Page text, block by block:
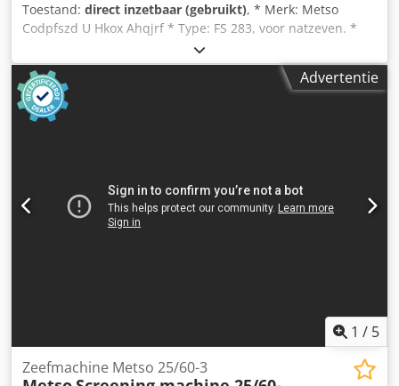
Toestand: direct inzetbaar (gebruikt), * Merk: Metso
Codpfszd U Hkox Ahqjrf * Type: FS 283, voor natzeven. *
Zeefoppervlak: 6000 x 1600 mm – 3 dekken. * Incl.: 37 kW
elektromotor en afvoertrog. * Op voorraad: 3 stuks.
Advertentie
1 / 5
Zeefmachine Metso 25/60-3